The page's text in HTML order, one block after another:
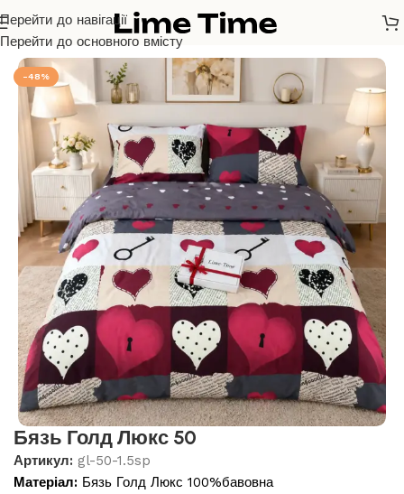
Перейти до навігації
Перейти до основного вмісту
Головна/Бязь Голд Люкс
-48%
Бязь Голд Люкс 50
Артикул: gl-50-1.5sp
Матеріал: Бязь Голд Люкс 100%бавовна